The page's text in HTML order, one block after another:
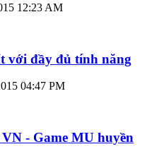
12:23 AM
với đầy đủ tính năng
04:47 PM
- Game MU huyền